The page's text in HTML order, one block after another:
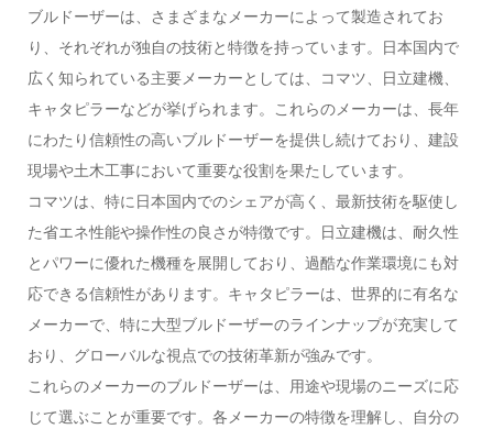
ブルドーザーは、さまざまなメーカーによって製造されてお
り、それぞれが独自の技術と特徴を持っています。日本国内で
広く知られている主要メーカーとしては、コマツ、日立建機、
キャタピラーなどが挙げられます。これらのメーカーは、長年
にわたり信頼性の高いブルドーザーを提供し続けており、建設
現場や土木工事において重要な役割を果たしています。
コマツは、特に日本国内でのシェアが高く、最新技術を駆使し
た省エネ性能や操作性の良さが特徴です。日立建機は、耐久性
とパワーに優れた機種を展開しており、過酷な作業環境にも対
応できる信頼性があります。キャタピラーは、世界的に有名な
メーカーで、特に大型ブルドーザーのラインナップが充実して
おり、グローバルな視点での技術革新が強みです。
これらのメーカーのブルドーザーは、用途や現場のニーズに応
じて選ぶことが重要です。各メーカーの特徴を理解し、自分の